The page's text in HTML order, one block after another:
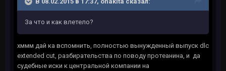
За что и как влетело?
хммм дай ка вспомнить, полностью вынужденный выпуск dlc
extended cut, разбирательства по поводу протеанина, и да
судебные иски к центральной компании на